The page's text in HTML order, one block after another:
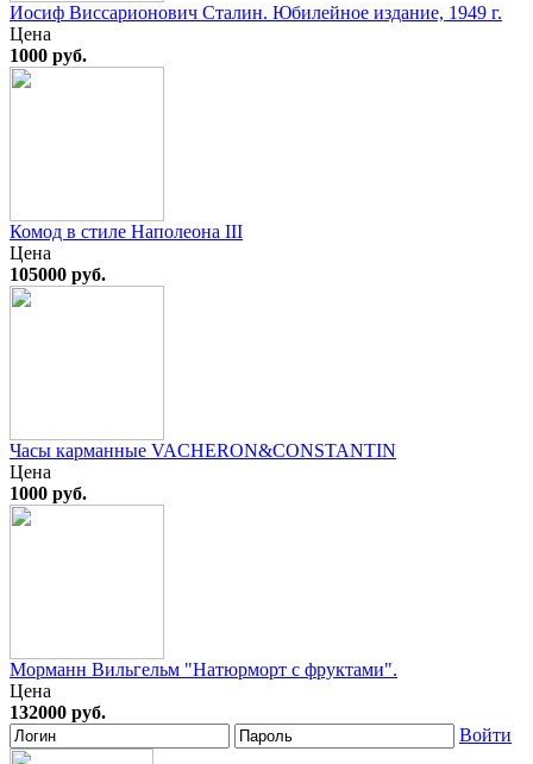
Иосиф Виссарионович Сталин. Юбилейное издание, 1949 г.
Цена
1000 руб.
Комод в стиле Наполеонa III
Цена
105000 руб.
Часы карманные VACHERON&CONSTANTIN
Цена
1000 руб.
Морманн Вильгельм "Натюрморт с фруктами".
Цена
132000 руб.
Войти